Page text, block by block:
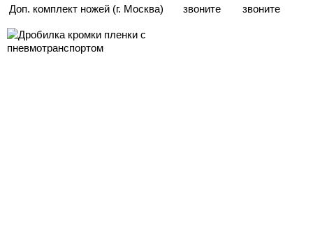
Доп. комплект ножей (г. Москва) звоните звоните